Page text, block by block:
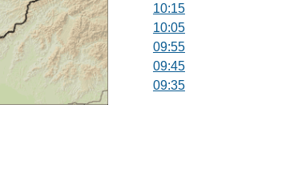
10:15
10:05
09:55
09:45
09:35